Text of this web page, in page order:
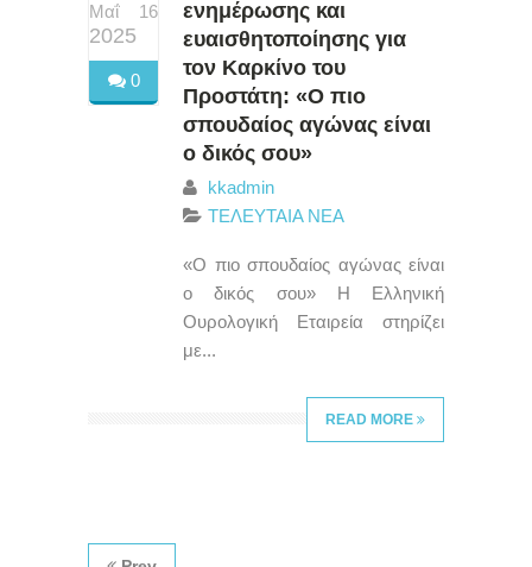
Μαΐ 16
2025
0
ενημέρωσης και
ευαισθητοποίησης για
τον Καρκίνο του
Προστάτη: «Ο πιο
σπουδαίος αγώνας είναι
ο δικός σου»
kkadmin
ΤΕΛΕΥΤΑΙΑ ΝΕΑ
«Ο πιο σπουδαίος αγώνας είναι
ο δικός σου» Η Ελληνική
Ουρολογική Εταιρεία στηρίζει
με...
READ MORE